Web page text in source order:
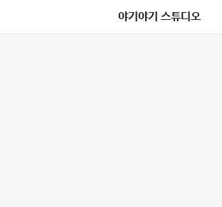
야기야기 스튜디오